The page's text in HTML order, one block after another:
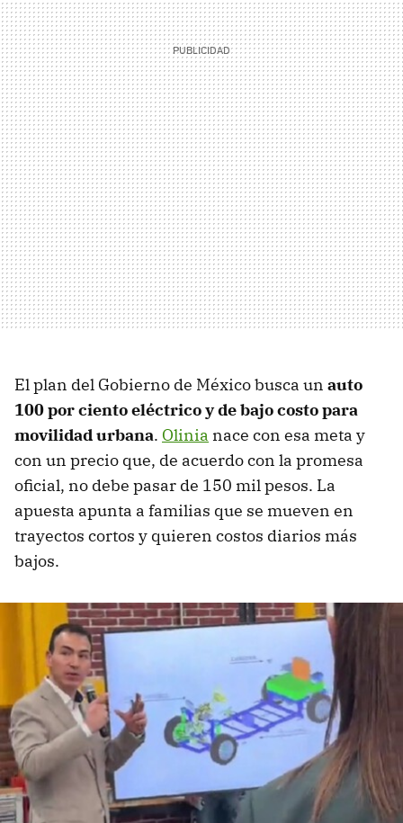
El plan del Gobierno de México busca un auto
100 por ciento eléctrico y de bajo costo para
movilidad urbana. Olinia nace con esa meta y
con un precio que, de acuerdo con la promesa
oficial, no debe pasar de 150 mil pesos. La
apuesta apunta a familias que se mueven en
trayectos cortos y quieren costos diarios más
bajos.